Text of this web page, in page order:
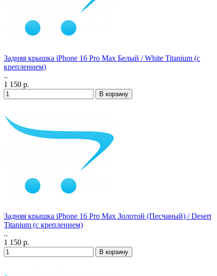
Задняя крышка iPhone 16 Pro Max Белый / White Titanium (с
креплением)
..
1 150 р.
Задняя крышка iPhone 16 Pro Max Золотой (Песчаный) / Desert
Titanium (с креплением)
..
1 150 р.